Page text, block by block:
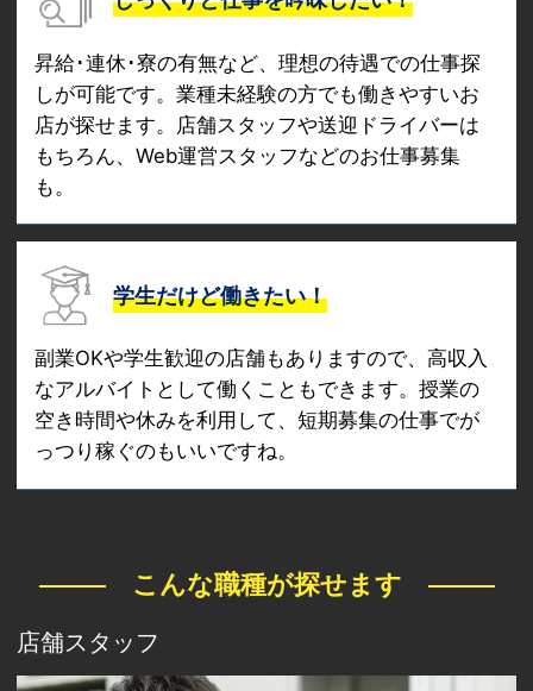
昇給･連休･寮の有無など、理想の待遇での仕事探
しが可能です。業種未経験の方でも働きやすいお
店が探せます。店舗スタッフや送迎ドライバーは
もちろん、Web運営スタッフなどのお仕事募集
も。
学生だけど働きたい！
副業OKや学生歓迎の店舗もありますので、高収入
なアルバイトとして働くこともできます。授業の
空き時間や休みを利用して、短期募集の仕事でが
っつり稼ぐのもいいですね。
こんな職種が探せます
店舗スタッフ